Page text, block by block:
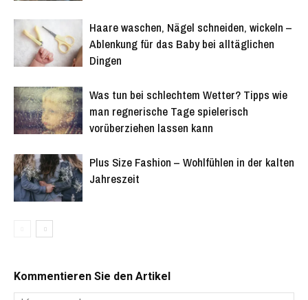
Haare waschen, Nägel schneiden, wickeln –
Ablenkung für das Baby bei alltäglichen
Dingen
Was tun bei schlechtem Wetter? Tipps wie
man regnerische Tage spielerisch
vorüberziehen lassen kann
Plus Size Fashion – Wohlfühlen in der kalten
Jahreszeit
Kommentieren Sie den Artikel